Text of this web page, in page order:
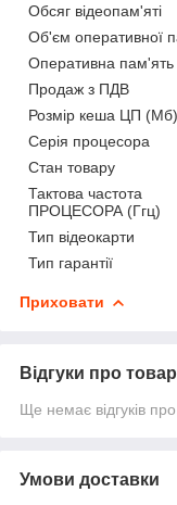
Обсяг відеопам'яті
Об'єм оперативної
Оперативна пам'ять
Продаж з ПДВ
Розмір кеша ЦП (Мб)
Серія процесора
Стан товару
Тактова частота
ПРОЦЕСОРА (Ггц)
Тип відеокарти
Тип гарантії
Приховати
Відгуки про товар
Ще немає відгуків
Умови доставки